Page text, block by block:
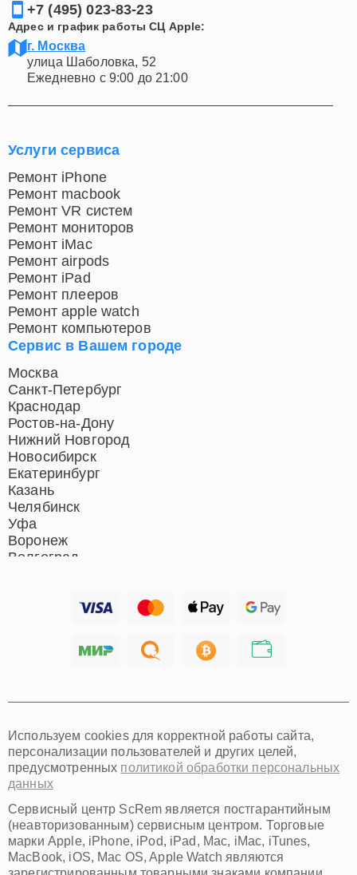
+7 (495) 023-83-23
Адрес и график работы СЦ Apple:
г. Москва
улица Шаболовка, 52
Ежедневно с 9:00 до 21:00
Сервис в Вашем городе
Москва
Санкт-Петербург
Краснодар
Ростов-на-Дону
Нижний Новгород
Новосибирск
Екатеринбург
Казань
Челябинск
Уфа
Воронеж
Волгоград
Хабаровск
Омск
Красноярск
Пермь
Ульяновск
Киров
Архангельск
Астрахань
Белгород
Услуги сервиса
Ремонт iPhone
Ремонт macbook
Ремонт VR систем
Ремонт мониторов
Ремонт iMac
Ремонт airpods
Ремонт iPad
Ремонт плееров
Ремонт apple watch
Ремонт компьютеров
Используем cookies для корректной работы сайта,
персонализации пользователей и других целей,
предусмотренных политикой обработки персональных
данных
Сервисный центр ScRem является постгарантийным
(неавторизованным) сервисным центром. Торговые
марки Apple, iPhone, iPod, iPad, Mac, iMac, iTunes,
MacBook, iOS, Mac OS, Apple Watch являются